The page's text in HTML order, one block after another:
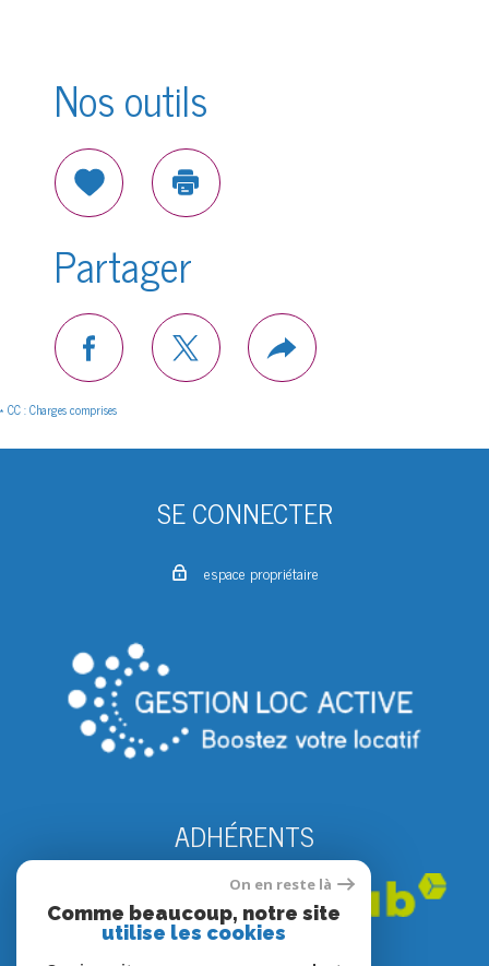
Nos outils
SélectionnerImprimer
Partager
facebooktwitter Plus
de
* CC : Charges comprises
SE CONNECTER
espace propriétaire
ADHÉRENTS
On en reste là
Comme beaucoup, notre site
utilise les cookies